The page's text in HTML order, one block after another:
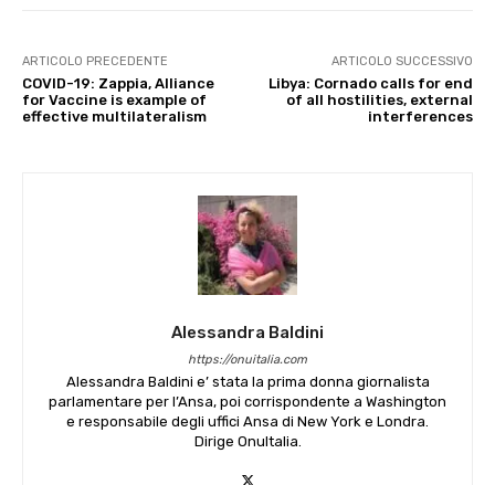
ARTICOLO PRECEDENTE
COVID-19: Zappia, Alliance
for Vaccine is example of
effective multilateralism
ARTICOLO SUCCESSIVO
Libya: Cornado calls for end
of all hostilities, external
interferences
Alessandra Baldini
https://onuitalia.com
Alessandra Baldini e’ stata la prima donna giornalista
parlamentare per l’Ansa, poi corrispondente a Washington
e responsabile degli uffici Ansa di New York e Londra.
Dirige OnuItalia.